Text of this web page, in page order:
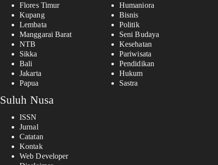
Flores Timur
Kupang
Lembata
Manggarai Barat
NTB
Sikka
Bali
Jakarta
Papua
Humaniora
Bisnis
Politik
Seni Budaya
Kesehatan
Pariwisata
Pendidikan
Hukum
Sastra
Suluh Nusa
ISSN
Jurnal
Catatan
Kontak
Web Developer